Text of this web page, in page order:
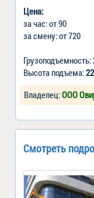
Цена:
за час: от 90
за смену: от 720
Грузоподъемность:
Высота подъема:
Владелец:ООО
Смотреть